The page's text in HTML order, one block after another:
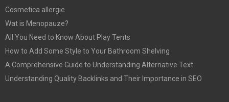
Cosmetica allergie
Wat is Menopauze?
All You Need to Know About Play Tents
How to Add Some Style to Your Bathroom Shelving
A Comprehensive Guide to Understanding Alternative Text
Understanding Quality Backlinks and Their Importance in SEO